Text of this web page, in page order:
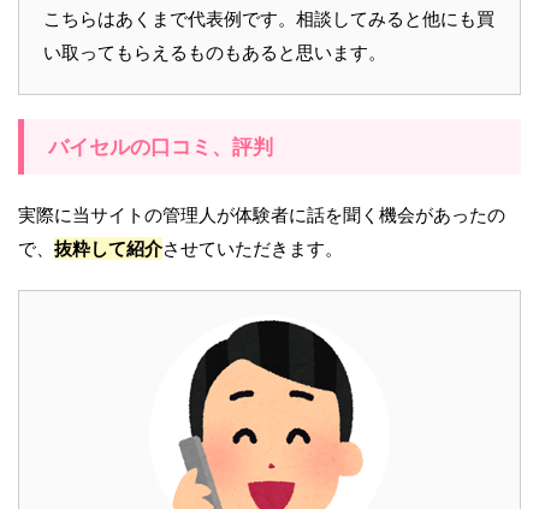
こちらはあくまで代表例です。相談してみると他にも買
い取ってもらえるものもあると思います。
バイセルの口コミ、評判
実際に当サイトの管理人が体験者に話を聞く機会があったの
で、 抜粋して紹介させていただきます。